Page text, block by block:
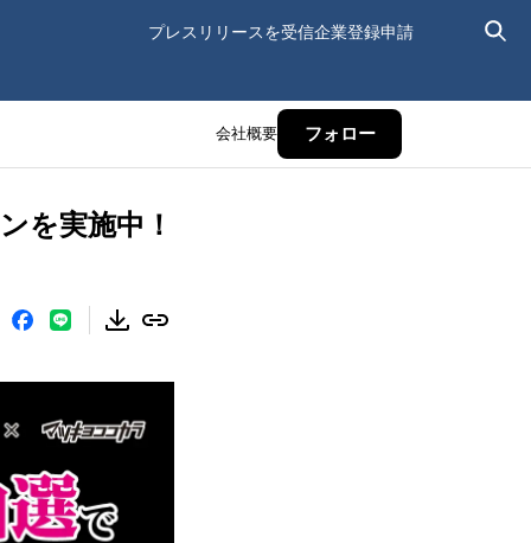
プレスリリースを受信企業登録申請
会社概要 フォロー
を実施中！